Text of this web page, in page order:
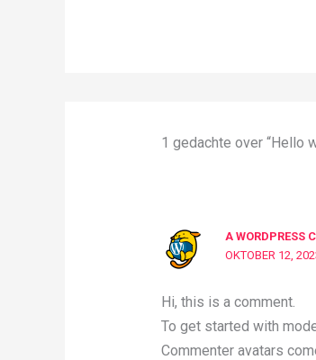
1 gedachte over “Hello
A WORDPRESS
OKTOBER 12,
Hi, this is a comment.
To get started with
Commenter avatars